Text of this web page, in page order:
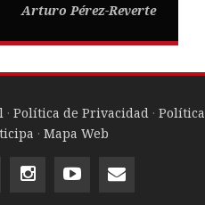
Arturo Pérez-Reverte
· Política de Privacidad · Política
· Mapa Web